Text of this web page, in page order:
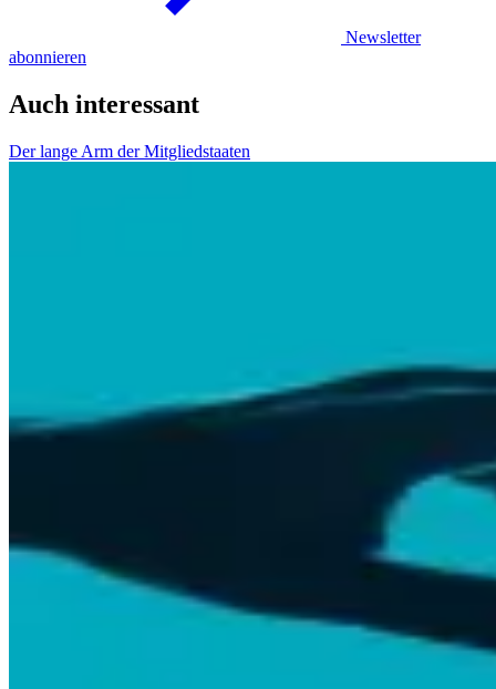
Newsletter
abonnieren
Auch interessant
Der lange Arm der Mitgliedstaaten